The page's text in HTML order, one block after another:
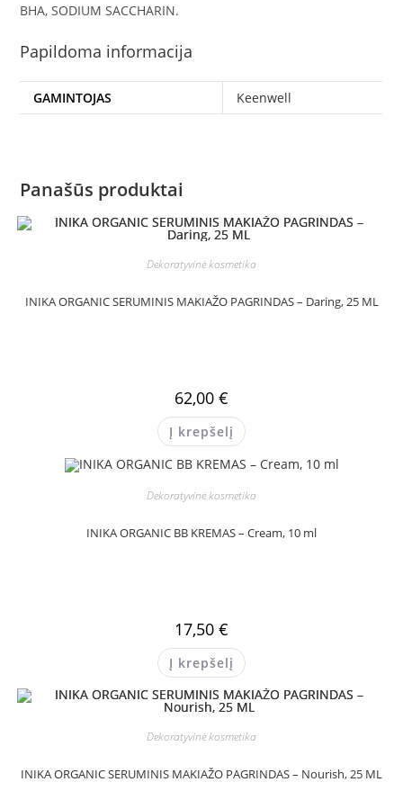
BHA, SODIUM SACCHARIN.
Papildoma informacija
GAMINTOJAS Keenwell
Panašūs produktai
Dekoratyvinė kosmetika
INIKA ORGANIC SERUMINIS MAKIAŽO PAGRINDAS – Daring, 25 ML
62,00 €
Į krepšelį
Dekoratyvinė kosmetika
INIKA ORGANIC BB KREMAS – Cream, 10 ml
17,50 €
Į krepšelį
Dekoratyvinė kosmetika
INIKA ORGANIC SERUMINIS MAKIAŽO PAGRINDAS – Nourish, 25 ML